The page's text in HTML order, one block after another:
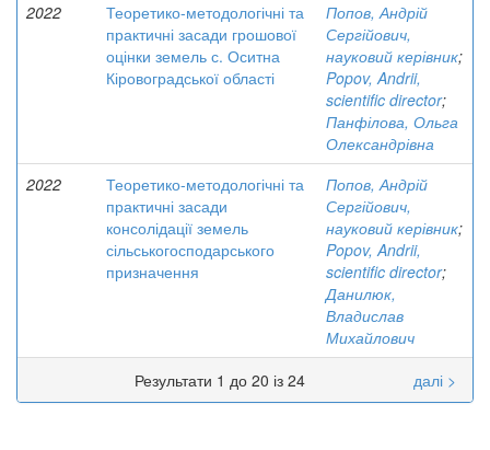
2022
Теоретико-методологічні та
практичні засади грошової
оцінки земель с. Оситна
Кіровоградської області
Попов, Андрій
Сергійович,
науковий керівник;
Popov, Andrii,
scientific director;
Панфілова, Ольга
Олександрівна
2022
Теоретико-методологічні та
практичні засади
консолідації земель
сільськогосподарського
призначення
Попов, Андрій
Сергійович,
науковий керівник;
Popov, Andrii,
scientific director;
Данилюк,
Владислав
Михайлович
Результати 1 до 20 із 24
далі >